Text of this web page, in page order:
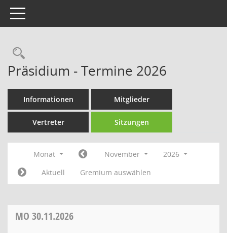
Toggle navigation
Rechercheauswahl
Präsidium - Termine 2026
Informationen Mitglieder
Vertreter Sitzungen
Monat November
2026
Aktuell
Gremium auswählen
MO 30.11.2026